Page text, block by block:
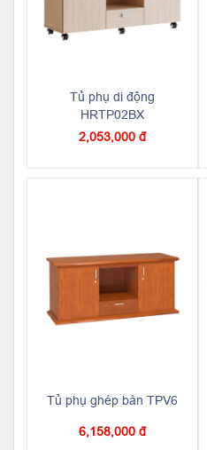
Tủ phụ di động
HRTP02BX
2,053,000 đ
Tủ phụ ghép bàn TPV6
6,158,000 đ